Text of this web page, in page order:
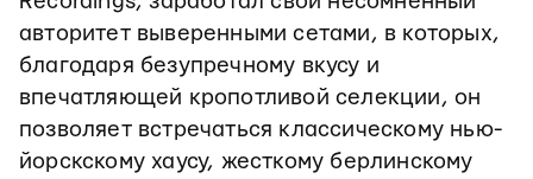
авторитет выверенными сетами, в которых,
благодаря безупречному вкусу и
впечатляющей кропотливой селекции, он
позволяет встречаться классическому нью-
йорскскому хаусу, жесткому берлинскому